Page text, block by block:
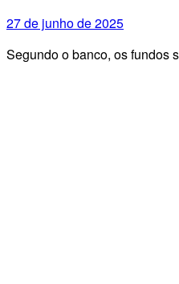
27 de junho de 2025
Segundo o banco, os fundos